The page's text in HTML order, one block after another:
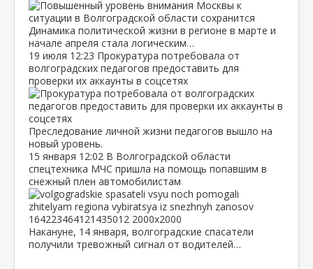
Динамика политической жизни в регионе в марте и
начале апреля стала логическим…
19 июля 12:23 Прокуратура потребовала от
волгоградских педагогов предоставить для
проверки их аккаунты в соцсетях
Преследование личной жизни педагогов вышло на
новый уровень.
15 января 12:02 В Волгоградской области
спецтехника МЧС пришла на помощь попавшим в
снежный плен автомобилистам
Накануне, 14 января, волгоградские спасатели
получили тревожный сигнал от водителей…